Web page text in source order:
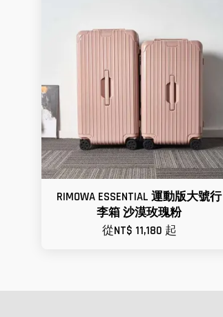
RIMOWA ESSENTIAL 運動版大號行
李箱 沙漠玫瑰粉
從NT$ 11,180 起